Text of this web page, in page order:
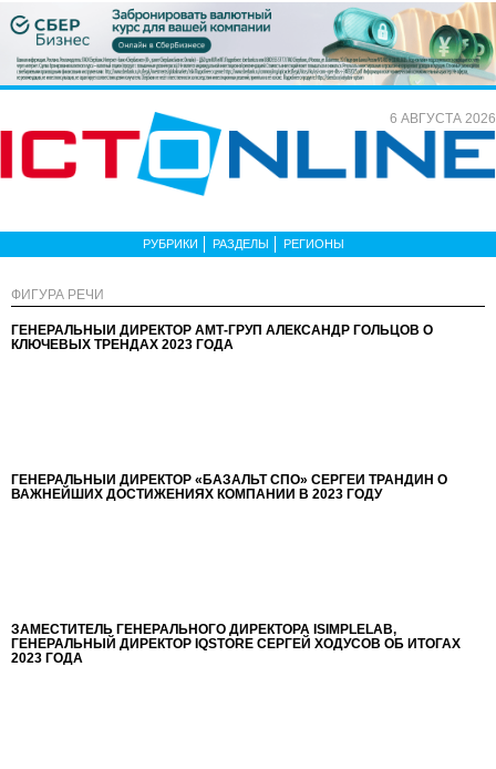
6 АВГУСТА 2026
РУБРИКИ РАЗДЕЛЫ РЕГИОНЫ
ФИГУРА РЕЧИ
ГЕНЕРАЛЬНЫЙ ДИРЕКТОР АМТ-ГРУП АЛЕКСАНДР ГОЛЬЦОВ О
КЛЮЧЕВЫХ ТРЕНДАХ 2023 ГОДА
ГЕНЕРАЛЬНЫЙ ДИРЕКТОР «БАЗАЛЬТ СПО» СЕРГЕЙ ТРАНДИН О
ВАЖНЕЙШИХ ДОСТИЖЕНИЯХ КОМПАНИИ В 2023 ГОДУ
ЗАМЕСТИТЕЛЬ ГЕНЕРАЛЬНОГО ДИРЕКТОРА ISIMPLELAB,
ГЕНЕРАЛЬНЫЙ ДИРЕКТОР IQSTORE СЕРГЕЙ ХОДУСОВ ОБ ИТОГАХ
2023 ГОДА